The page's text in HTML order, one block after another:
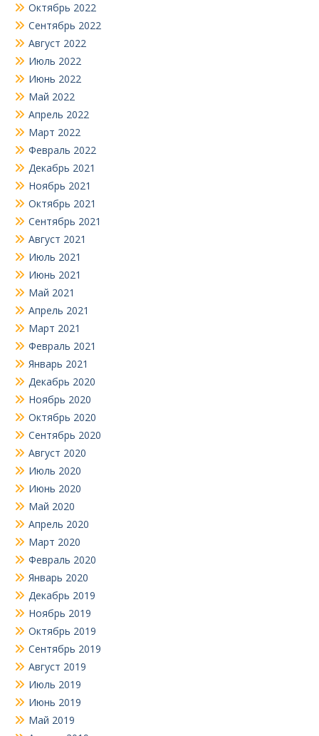
Октябрь 2022
Сентябрь 2022
Август 2022
Июль 2022
Июнь 2022
Май 2022
Апрель 2022
Март 2022
Февраль 2022
Декабрь 2021
Ноябрь 2021
Октябрь 2021
Сентябрь 2021
Август 2021
Июль 2021
Июнь 2021
Май 2021
Апрель 2021
Март 2021
Февраль 2021
Январь 2021
Декабрь 2020
Ноябрь 2020
Октябрь 2020
Сентябрь 2020
Август 2020
Июль 2020
Июнь 2020
Май 2020
Апрель 2020
Март 2020
Февраль 2020
Январь 2020
Декабрь 2019
Ноябрь 2019
Октябрь 2019
Сентябрь 2019
Август 2019
Июль 2019
Июнь 2019
Май 2019